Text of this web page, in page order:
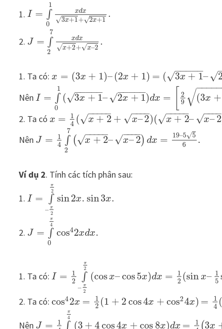
1.I = ∫
0
1
xdx
3x+1
√ + 2x+1
√
.
2. J = ∫
2
7
xdx
x+2
√ + x–2
√
.
1. Ta có:x = (3x + 1)– (2x + 1) = ( 3x + 1
− −
−−−
√ – 2
√
NênI = ∫
0
1
( 3x + 1
− −
−−−
√ – 2x + 1
− −
−−−
√ )dx =
2
9
(3x +
−−−−
√
2. Ta cóx =
1
4 ( x + 2
− −
−−−
√ + x–2
− −
−−
√ )( x + 2
− −
−−−
√ – x– 2
−−−
√
Nên J =
1
4
∫
2
7
( x + 2
− −
−−−
√ – x– 2
− −
−−
√ ) dx = 19–5 5
√
6
.
Ví dụ 2. Tính các tích phân sau:
1.I = ∫
– π
2
π
2
sin2x. sin3x.
2. J = ∫
0
π
4
cos42xdx.
1. Ta có:I =
1
2
∫
– π
2
π
2
(cosx–cos5x)dx =
1
2 (sin x– 1
5
2. Ta có:cos42x =
1
2 (1 + 2 cos4x + cos24x) =
1
4 (
Nên J =
1
∫
π
4
(3 + 4cos4x + cos 8x)dx =
1 (3x